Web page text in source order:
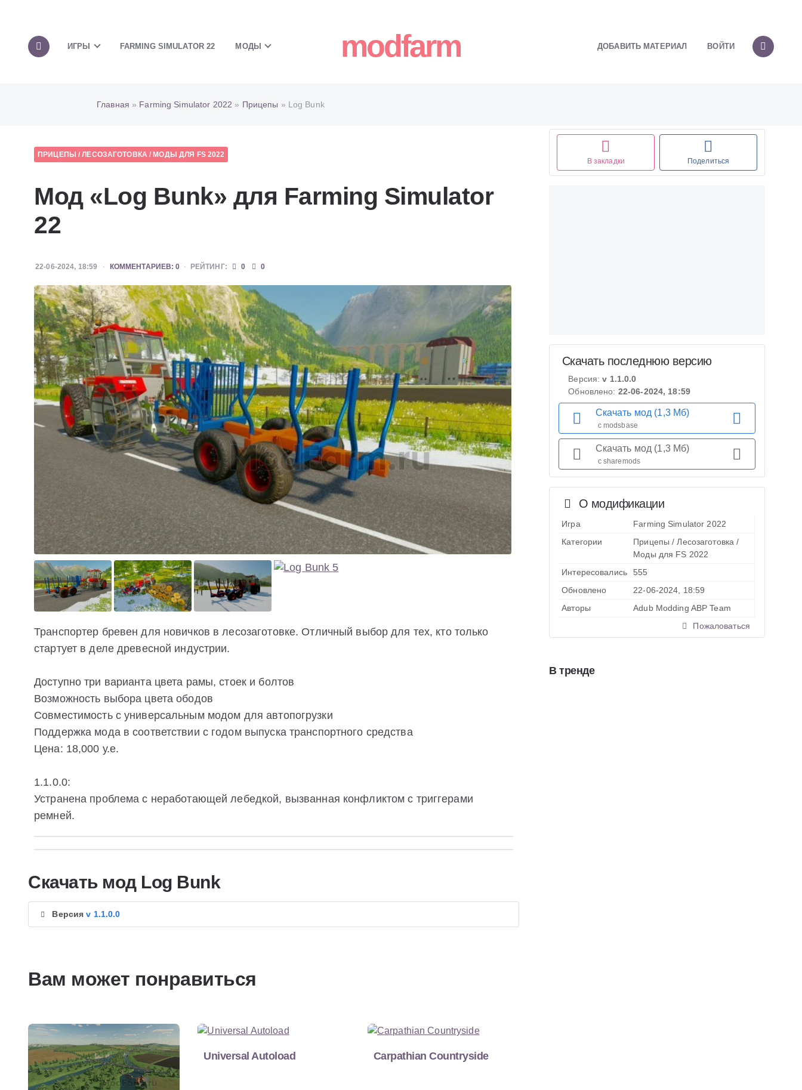
ИГРЫ FARMING SIMULATOR 22 МОДЫ modfarm ДОБАВИТЬ МАТЕРИАЛ ВОЙТИ
Главная » Farming Simulator 2022 » Прицепы » Log Bunk
ПРИЦЕПЫ /ЛЕСОЗАГОТОВКА/ МОДЫ ДЛЯ FS 2022
Мод «Log Bunk» для Farming Simulator
22
22-06-2024, 18:59 КОММЕНТАРИЕВ: 0 РЕЙТИНГ: 0 0
Транспортер бревен для новичков в лесозаготовке. Отличный выбор для тех, кто только
стартует в деле древесной индустрии.
Доступно три варианта цвета рамы, стоек и болтов
Возможность выбора цвета ободов
Совместимость с универсальным модом для автопогрузки
Поддержка мода в соответствии с годом выпуска транспортного средства
Цена: 18,000 у.е.
1.1.0.0:
Устранена проблема с неработающей лебедкой, вызванная конфликтом с триггерами
ремней.
Скачать мод Log Bunk
Версияv 1.1.0.0
Вам может понравиться
Universal Autoload Carpathian Countryside
В закладки Поделиться
О модификации
Игра
Farming Simulator 2022
Категории
Прицепы / Лесозаготовка /
Моды для FS 2022
Интересовались
555
Обновлено
22-06-2024, 18:59
Авторы
Adub Modding ABP Team
Пожаловаться
Скачать последнюю версию
Версия:v 1.1.0.0
Обновлено: 22-06-2024, 18:59
Скачать мод (1,3 Мб)
с modsbase
Скачать мод (1,3 Мб)
с sharemods
В тренде